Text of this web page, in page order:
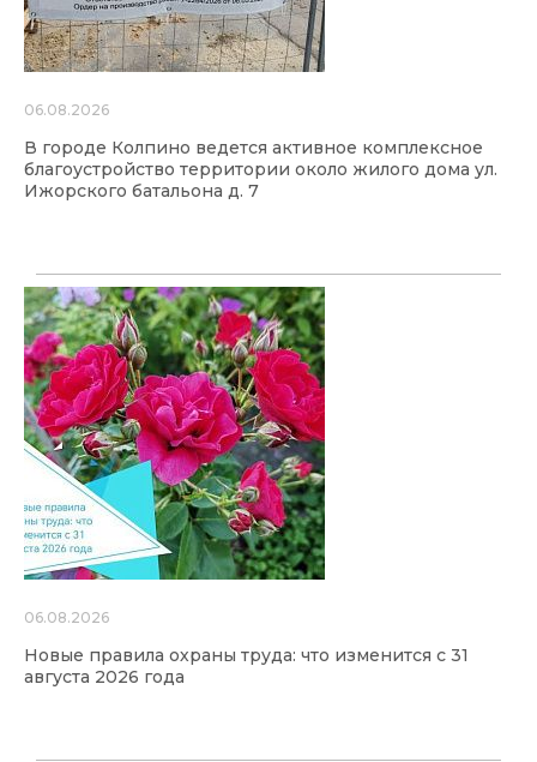
06.08.2026
В городе Колпино ведется активное комплексное
благоустройство территории около жилого дома ул.
Ижорского батальона д. 7
06.08.2026
Новые правила охраны труда: что изменится с 31
августа 2026 года